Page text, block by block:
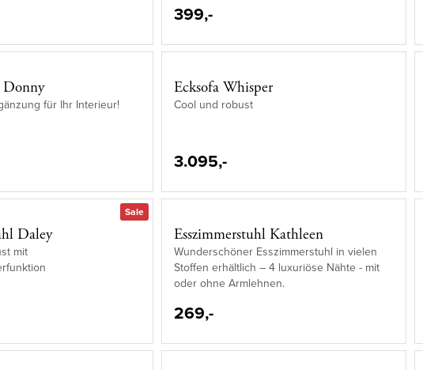
399,-
Donny
für Ihr Interieur!
Ecksofa Whisper
Cool und robust
3.095,-
Sale
Daley
mit
Esszimmerstuhl Kathleen
Wunderschöner Esszimmerstuhl in vielen
Stoffen erhältlich – 4 luxuriöse Nähte - mit
oder ohne Armlehnen.
269,-